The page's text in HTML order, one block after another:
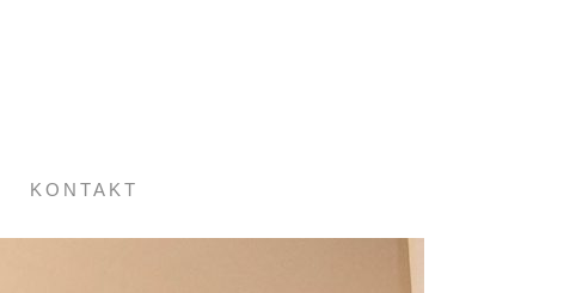
KONTAKT